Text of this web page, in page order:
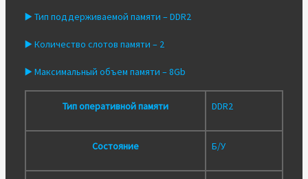
▶️ Тип поддерживаемой памяти – DDR2
▶️ Количество слотов памяти – 2
▶️ Максимальный объем памяти – 8Gb
Тип оперативной памяти DDR2
Состояние Б/У